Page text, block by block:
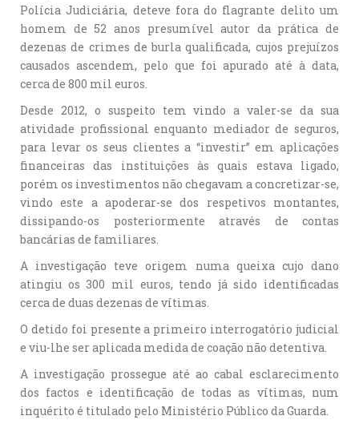
Polícia Judiciária, deteve fora do flagrante delito um
homem de 52 anos presumível autor da prática de
dezenas de crimes de burla qualificada, cujos prejuízos
causados ascendem, pelo que foi apurado até à data,
cerca de 800 mil euros.
Desde 2012, o suspeito tem vindo a valer-se da sua
atividade profissional enquanto mediador de seguros,
para levar os seus clientes a “investir” em aplicações
financeiras das instituições às quais estava ligado,
porém os investimentos não chegavam a concretizar-se,
vindo este a apoderar-se dos respetivos montantes,
dissipando-os posteriormente através de contas
bancárias de familiares.
A investigação teve origem numa queixa cujo dano
atingiu os 300 mil euros, tendo já sido identificadas
cerca de duas dezenas de vítimas.
O detido foi presente a primeiro interrogatório judicial
e viu-lhe ser aplicada medida de coação não detentiva.
A investigação prossegue até ao cabal esclarecimento
dos factos e identificação de todas as vítimas, num
inquérito é titulado pelo Ministério Público da Guarda.